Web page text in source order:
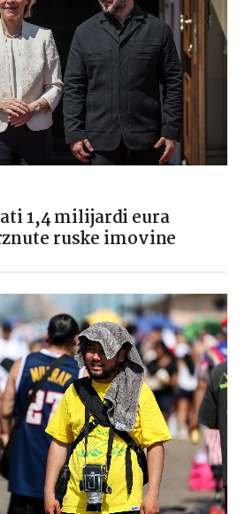
1,4 milijardi eura
ruske imovine